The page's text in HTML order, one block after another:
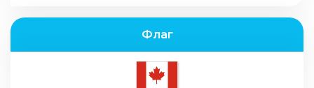
Флаг